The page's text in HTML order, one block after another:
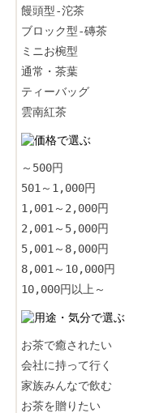
饅頭型-沱茶
ブロック型-磚茶
ミニお椀型
通常・茶葉
ティーバッグ
雲南紅茶
～500円
501～1,000円
1,001～2,000円
2,001～5,000円
5,001～8,000円
8,001～10,000円
10,000円以上～
お茶で癒されたい
会社に持って行く
家族みんなで飲む
お茶を贈りたい